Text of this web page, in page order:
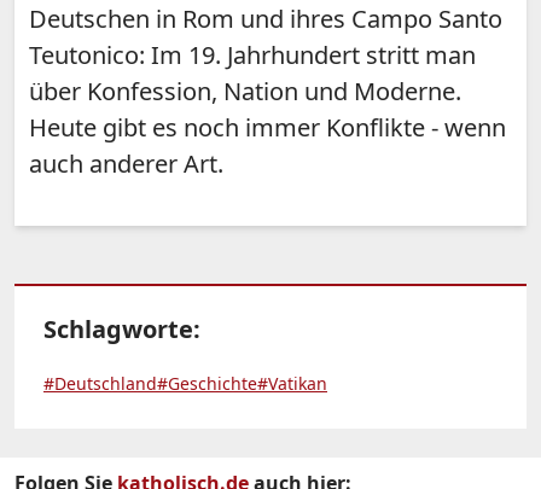
Deutschen in Rom und ihres Campo Santo
Teutonico: Im 19. Jahrhundert stritt man
über Konfession, Nation und Moderne.
Heute gibt es noch immer Konflikte - wenn
auch anderer Art.
Schlagworte:
#Deutschland#Geschichte#Vatikan
Folgen Sie katholisch.deauch hier: